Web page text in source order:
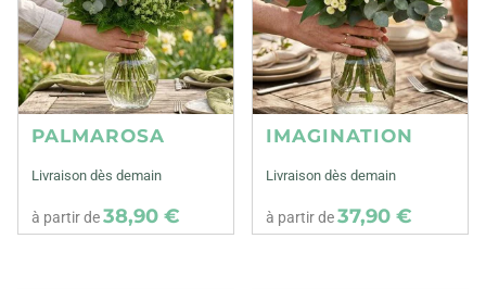
PALMAROSA
Livraison dès demain
à partir de38,90 €
IMAGINATION
Livraison dès demain
à partir de37,90 €